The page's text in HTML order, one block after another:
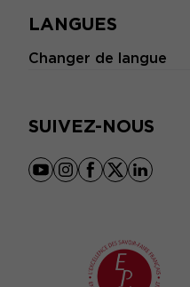
LANGUES
Changer de langue
SUIVEZ-NOUS
youtube
instagram
facebook
x linkedin